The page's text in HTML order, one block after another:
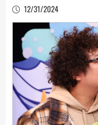
12/31/2024